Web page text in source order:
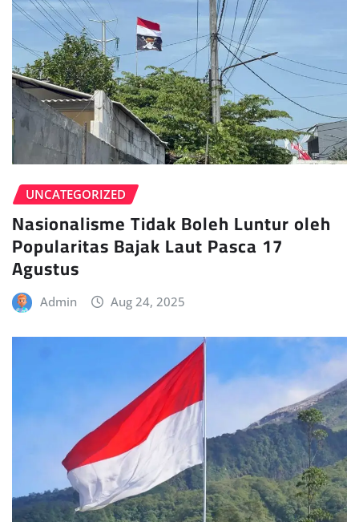
UNCATEGORIZED
Nasionalisme Tidak Boleh Luntur oleh
Popularitas Bajak Laut Pasca 17
Agustus
Admin Aug 24, 2025